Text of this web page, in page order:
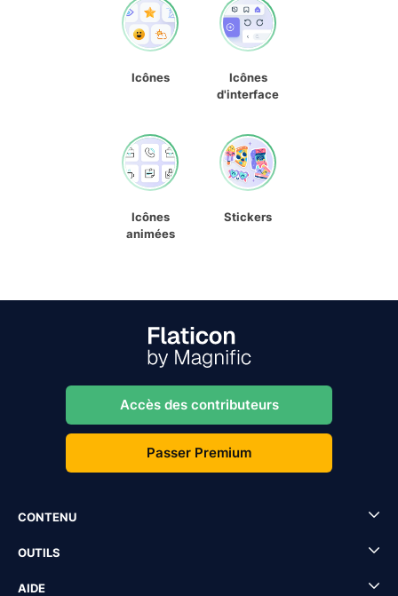
Icônes
Icônes
d'interface
Icônes
animées
Stickers
Accès des contributeurs
Passer Premium
CONTENU
OUTILS
AIDE